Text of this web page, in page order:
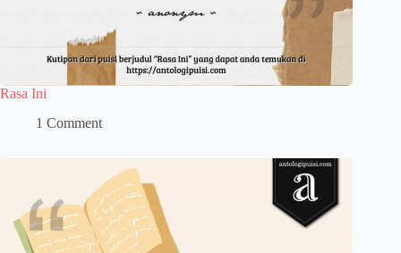
Rasa Ini
1 Comment